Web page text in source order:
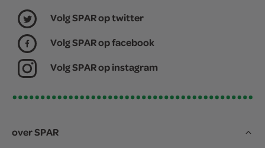
Volg SPAR op twitter
Volg SPAR op facebook
Volg SPAR op instagram
over SPAR